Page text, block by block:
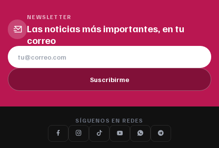
NEWSLETTER
Las noticias más importantes, en tu
correo
Suscribirme
SÍGUENOS EN REDES